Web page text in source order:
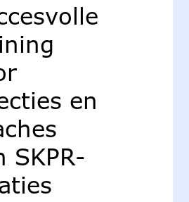
en
SKPR-